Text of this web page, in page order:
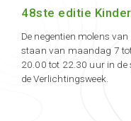
48ste editie
De negentien molens
staan van maandag 7
20.00 tot 22.30 uur in de
de Verlichtingsweek.